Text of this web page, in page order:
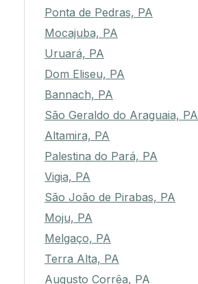
Ponta de Pedras, PA
Mocajuba, PA
Uruará, PA
Dom Eliseu, PA
Bannach, PA
São Geraldo do Araguaia, PA
Altamira, PA
Palestina do Pará, PA
Vigia, PA
São João de Pirabas, PA
Moju, PA
Melgaço, PA
Terra Alta, PA
Augusto Corrêa, PA